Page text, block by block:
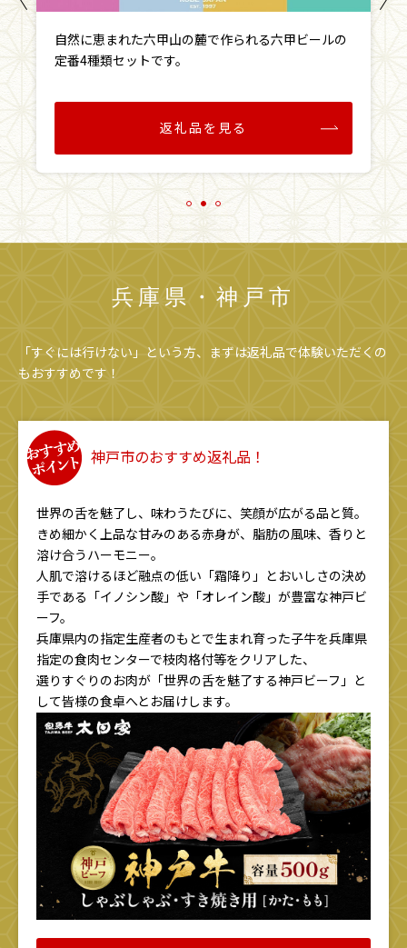
自然に恵まれた六甲山の麓で作られる六甲ビールの
定番4種類セットです。
返礼品を見る
兵庫県・神戸市
「すぐには行けない」という方、まずは返礼品で体験いただくの
もおすすめです！
神戸市のおすすめ返礼品！
世界の舌を魅了し、味わうたびに、笑顔が広がる品と質。
きめ細かく上品な甘みのある赤身が、脂肪の風味、香りと
溶け合うハーモニー。
人肌で溶けるほど融点の低い「霜降り」とおいしさの決め
手である「イノシン酸」や「オレイン酸」が豊富な神戸ビ
ーフ。
兵庫県内の指定生産者のもとで生まれ育った子牛を兵庫県
指定の食肉センターで枝肉格付等をクリアした、
選りすぐりのお肉が「世界の舌を魅了する神戸ビーフ」と
して皆様の食卓へとお届けします。